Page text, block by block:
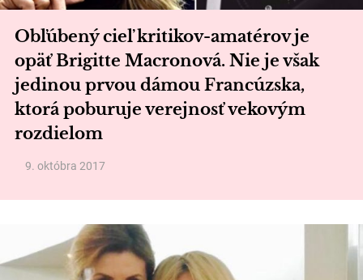
Obľúbený cieľ kritikov-amatérov je
opäť Brigitte Macronová. Nie je však
jedinou prvou dámou Francúzska,
ktorá poburuje verejnosť vekovým
rozdielom
9. októbra 2017